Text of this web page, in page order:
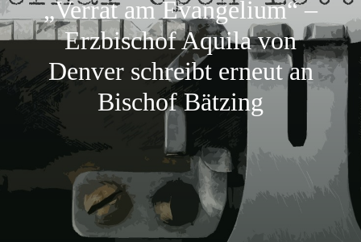
Aktion
Veröffentlichungen
„Verrat am Evangelium“ –
Erzbischof Aquila von
Denver schreibt erneut an
Bischof Bätzing